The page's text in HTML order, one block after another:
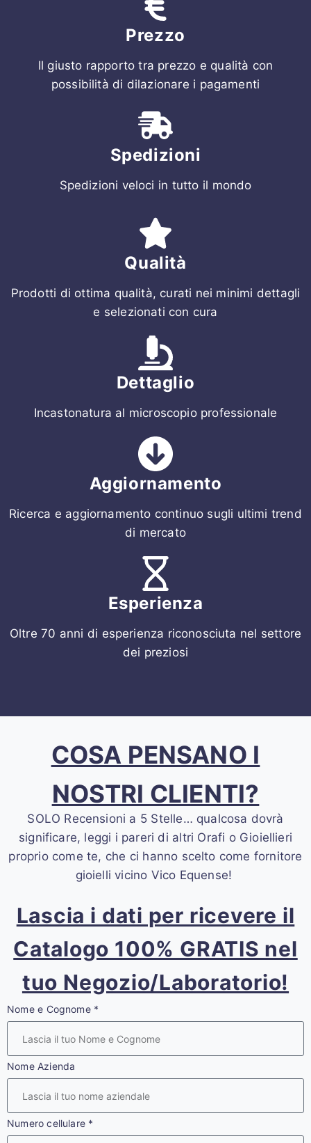
Prezzo
Il giusto rapporto tra prezzo e qualità con
possibilità di dilazionare i pagamenti
Spedizioni
Spedizioni veloci in tutto il mondo
Qualità
Prodotti di ottima qualità, curati nei minimi dettagli
e selezionati con cura
Dettaglio
Incastonatura al microscopio professionale
Aggiornamento
Ricerca e aggiornamento continuo sugli ultimi trend
di mercato
Esperienza
Oltre 70 anni di esperienza riconosciuta nel settore
dei preziosi
COSA PENSANO I
NOSTRI CLIENTI?
SOLO Recensioni a 5 Stelle… qualcosa dovrà
significare, leggi i pareri di altri Orafi o Gioiellieri
proprio come te, che ci hanno scelto come fornitore
gioielli vicino Vico Equense!
Lascia i dati per ricevere il
Catalogo 100% GRATIS nel
tuo Negozio/Laboratorio!
Nome e Cognome *
Nome Azienda
Numero cellulare *